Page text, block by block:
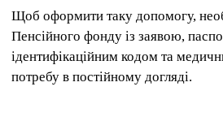
Щоб оформити таку допомогу,
Пенсійного фонду із заявою,
ідентифікаційним кодом та
потребу в постійному догляді.